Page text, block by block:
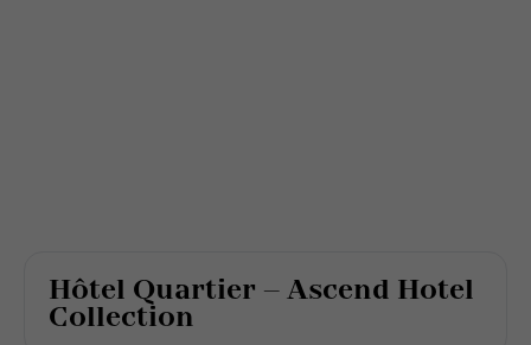
Hôtel Quartier – Ascend Hotel
Collection